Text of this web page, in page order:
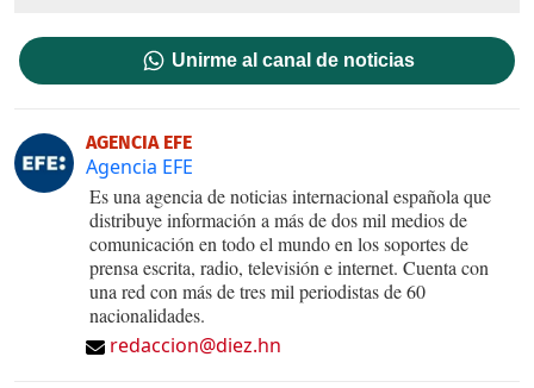
Unirme al canal de noticias
AGENCIA EFE
Agencia EFE
Es una agencia de noticias internacional española que
distribuye información a más de dos mil medios de
comunicación en todo el mundo en los soportes de
prensa escrita, radio, televisión e internet. Cuenta con
una red con más de tres mil periodistas de 60
nacionalidades.
redaccion@diez.hn